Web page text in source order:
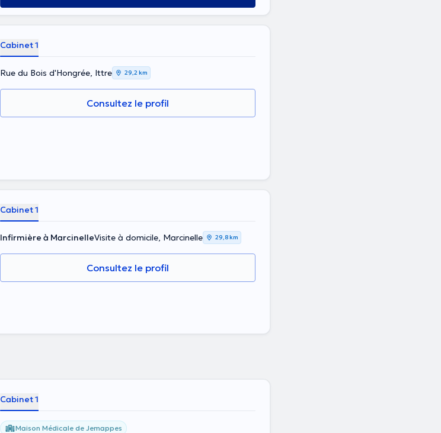
Cabinet 1
Rue du Bois d'Hongrée, Ittre 29,2 km
Consultez le profil
Cabinet 1
Infirmière à MarcinelleVisite à domicile, Marcinelle 29,8 km
Consultez le profil
Cabinet 1
Maison Médicale de Jemappes